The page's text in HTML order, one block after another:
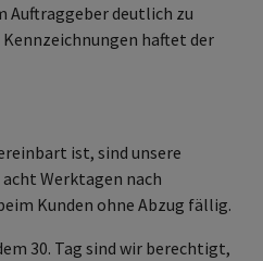
Auftraggeber deutlich zu
haftet der
ist, sind unsere
Werktagen nach
Kunden ohne Abzug fällig.
30. Tag sind wir berechtigt,